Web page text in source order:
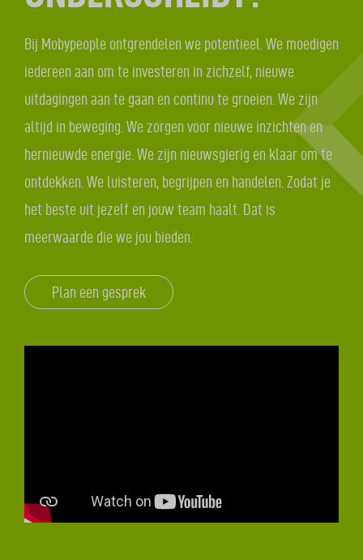
Bij Mobypeople ontgrendelen we potentieel. We moedigen
iedereen aan om te investeren in zichzelf, nieuwe
uitdagingen aan te gaan en continu te groeien. We zijn
altijd in beweging. We zorgen voor nieuwe inzichten en
hernieuwde energie. We zijn nieuwsgierig en klaar om te
ontdekken. We luisteren, begrijpen en handelen. Zodat je
het beste uit jezelf en jouw team haalt. Dat is
meerwaarde die we jou bieden.
Plan een gesprek